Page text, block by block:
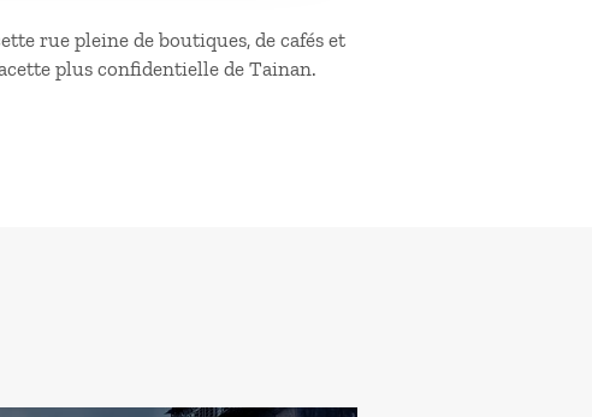
rue pleine de boutiques, de cafés et
plus confidentielle de Tainan.